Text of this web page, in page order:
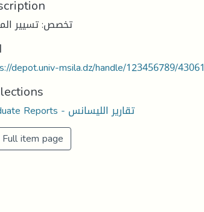
تخصص: تسيير
depot.univ-msila.dz/handle/123456789/43061
Graduate Reports - تقارير الليسانس
Full item page